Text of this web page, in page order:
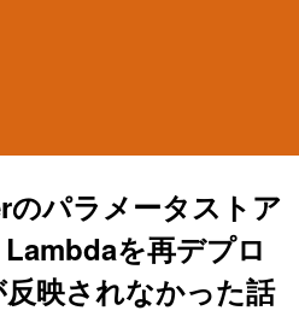
パラメータストア
を再デプロ
映されなかった話